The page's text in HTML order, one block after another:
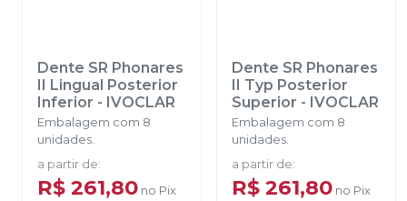
Dente SR Phonares
II Lingual Posterior
Inferior - IVOCLAR
Embalagem com 8
unidades.
a partir de:
R$ 261,80 no Pix
Dente SR Phonares
II Typ Posterior
Superior - IVOCLAR
Embalagem com 8
unidades.
a partir de:
R$ 261,80 no Pix